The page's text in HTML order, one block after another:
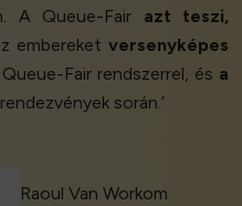
A Queue-Fair azt teszi,
embereketversenyképes
Fair rendszerrel, és a
során.’
Raoul Van Workom